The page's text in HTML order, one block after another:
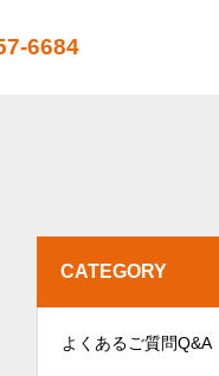
6684
CATEGORY
よくあるご質問Q&A